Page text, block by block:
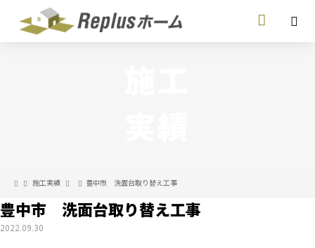
施工実績 豊中市 洗面台取り替え工事
豊中市 洗面台取り替え工事
2022.09.30